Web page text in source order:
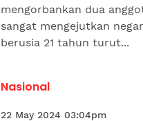
mengorbankan dua
sangat mengejutkan
berusia 21 tahun turut...
Nasional
22 May 2024 03:04pm